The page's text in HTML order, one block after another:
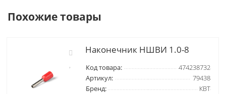
Похожие товары
Наконечник НШВИ 1.0-8
Код товара:
474238732
Артикул:
79438
Бренд:
КВТ